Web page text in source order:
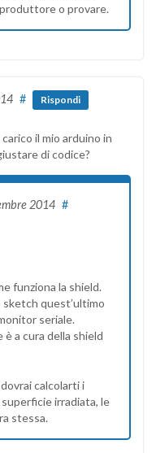
o provare.
# Rispondi
il mio arduino in
di codice?
2014 #
funziona la shield.
sketch quest’ultimo
seriale.
è a cura della shield
calcolarti i
irradiata, le
stessa.